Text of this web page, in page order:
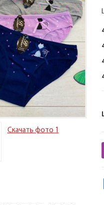
Скачать фото 1